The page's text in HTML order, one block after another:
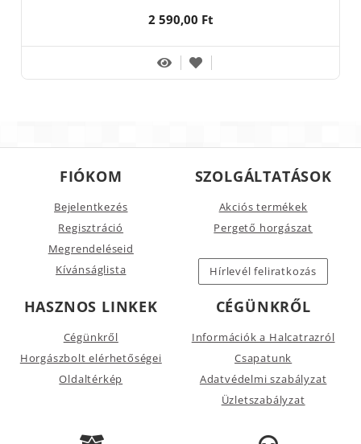
2 590,00 Ft
FIÓKOM
Bejelentkezés
Regisztráció
Megrendeléseid
Kívánságlista
SZOLGÁLTATÁSOK
Akciós termékek
Pergető horgászat
Hírlevél feliratkozás
HASZNOS LINKEK
Cégünkről
Horgászbolt elérhetőségei
Oldaltérkép
CÉGÜNKRŐL
Információk a Halcatrazról
Csapatunk
Adatvédelmi szabályzat
Üzletszabályzat